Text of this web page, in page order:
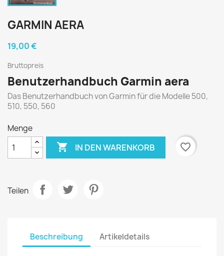
GARMIN AERA
19,00 €
Bruttopreis
Benutzerhandbuch Garmin aera
Das Benutzerhandbuch von Garmin für die Modelle 500,
510, 550, 560
Menge
 IN DEN WARENKORB favorite_border
Teilen
Beschreibung Artikeldetails